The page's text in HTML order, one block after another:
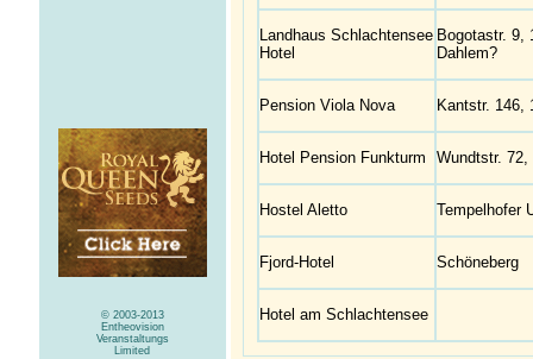
© 2003-2013
Entheovision
Veranstaltungs
Limited
Landhaus Schlachtensee
Hotel
Bogotastr. 9,
Dahlem?
Pension Viola Nova Kantstr. 146,
Hotel Pension Funkturm Wundtstr. 72,
Hostel Aletto Tempelhofer
Fjord-Hotel Schöneberg
Hotel am Schlachtensee